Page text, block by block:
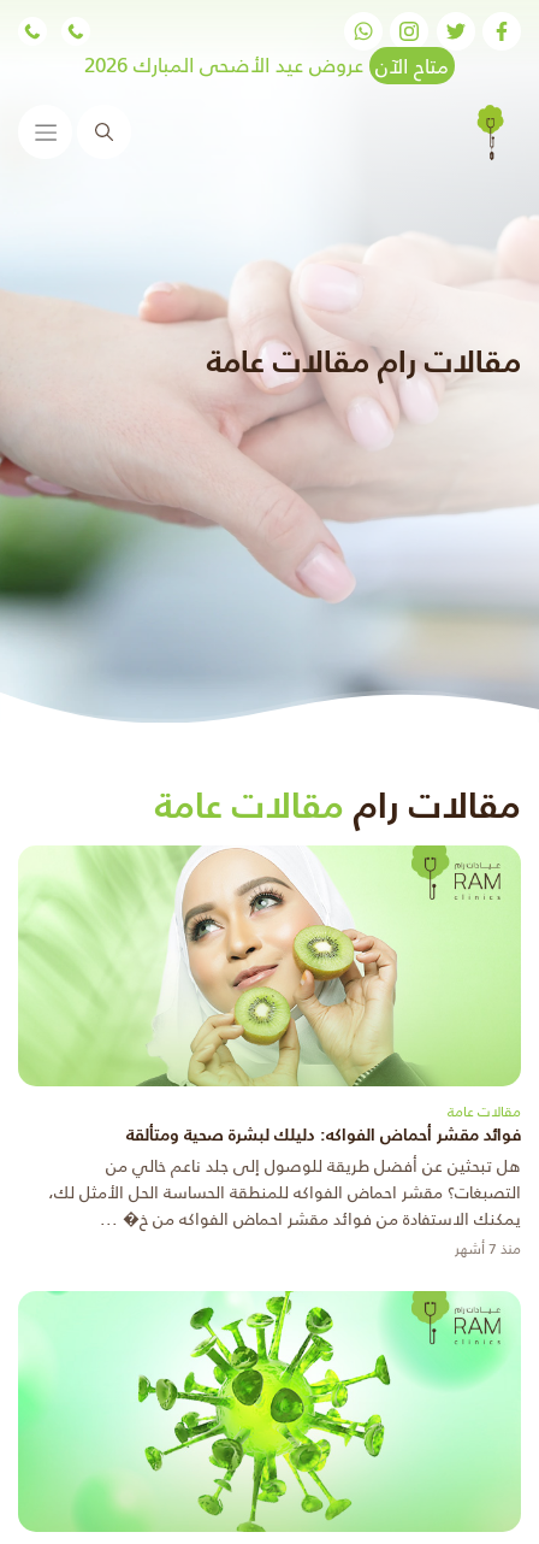
متاح الآن عروض عيد الأضحى المبارك 2026
البحث
مقالات رام مقالات عامة
مقالات راممقالات عامة
مقالات عامة
فوائد مقشر أحماض الفواكه: دليلك لبشرة صحية ومتألقة
هل تبحثين عن أفضل طريقة للوصول إلى جلد ناعم خالي من
التصبغات؟ مقشر احماض الفواكه للمنطقة الحساسة الحل الأمثل لك،
يمكنك الاستفادة من فوائد مقشر احماض الفواكه من خ� ...
منذ 7 أشهر